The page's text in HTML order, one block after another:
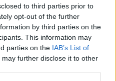
to third parties prior to
opt-out of the further
by third parties on the
This information may
parties on the IAB’s List of
may further disclose it to other